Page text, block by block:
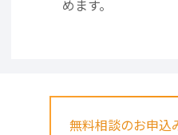
めます。
無料相談のお申込